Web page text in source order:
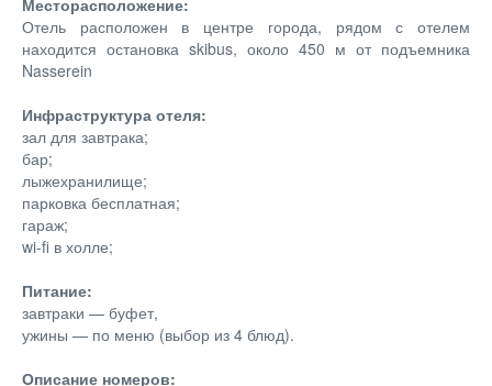
Отель расположен в центре города, рядом с отелем
находится остановка skibus, около 450 м от подъемника
Nasserein
Инфраструктура отеля:
зал для завтрака;
бар;
лыжехранилище;
парковка бесплатная;
гараж;
wi-fi в холле;
Питание:
завтраки — буфет,
ужины — по меню (выбор из 4 блюд).
Описание номеров: